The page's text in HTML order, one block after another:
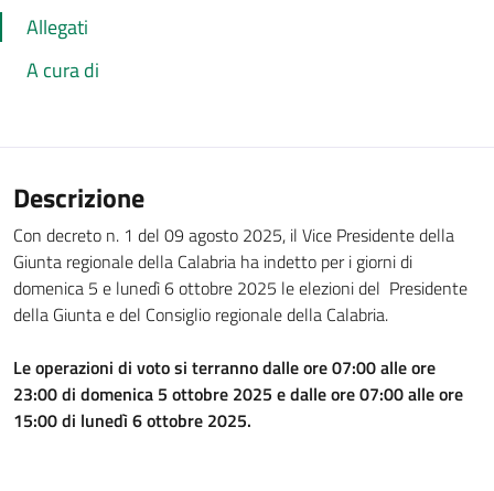
Allegati
A cura di
Descrizione
Con decreto n. 1 del 09 agosto 2025, il Vice Presidente della
Giunta regionale della Calabria ha indetto per i giorni di
domenica 5 e lunedì 6 ottobre 2025 le elezioni del Presidente
della Giunta e del Consiglio regionale della Calabria.
Le operazioni di voto si terranno dalle ore 07:00 alle ore
23:00 di domenica 5 ottobre 2025 e dalle ore 07:00 alle ore
15:00 di lunedì 6 ottobre 2025.